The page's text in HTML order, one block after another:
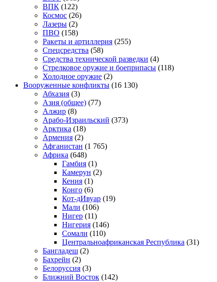
ВПК (122)
Космос (26)
Лазеры (2)
ПВО (158)
Ракеты и артиллерия (255)
Спецсредства (58)
Средства технической разведки (4)
Стрелковое оружие и боеприпасы (118)
Холодное оружие (2)
Вооруженные конфликты (16 130)
Абхазия (3)
Азия (общее) (77)
Алжир (8)
Арабо-Израильский (373)
Арктика (18)
Армения (2)
Афганистан (1 765)
Африка (648)
Гамбия (1)
Камерун (2)
Кения (1)
Конго (6)
Кот-дИвуар (19)
Мали (106)
Нигер (11)
Нигерия (146)
Сомали (110)
Центральноафриканская Республика (31)
Бангладеш (2)
Бахрейн (2)
Белоруссия (3)
Ближний Восток (142)